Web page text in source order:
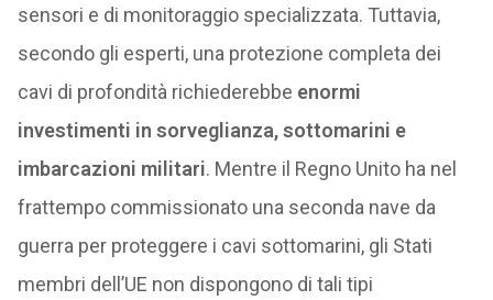
sensori e di monitoraggio specializzata. Tuttavia,
secondo gli esperti, una protezione completa dei
cavi di profondità richiederebbe enormi
investimenti in sorveglianza, sottomarini e
imbarcazioni militari. Mentre il Regno Unito ha nel
frattempo commissionato una seconda nave da
guerra per proteggere i cavi sottomarini, gli Stati
membri dell’UE non dispongono di tali tipi